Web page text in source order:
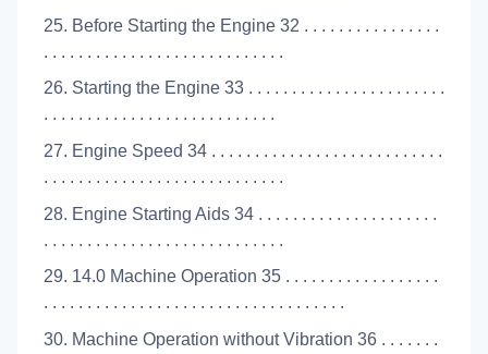
25. Before Starting the Engine 32 . . . . . . . . . . . . . . . .
. . . . . . . . . . . . . . . . . . . . . . . . . . . .
26. Starting the Engine 33 . . . . . . . . . . . . . . . . . . . . . . .
. . . . . . . . . . . . . . . . . . . . . . . . . . .
27. Engine Speed 34 . . . . . . . . . . . . . . . . . . . . . . . . . . .
. . . . . . . . . . . . . . . . . . . . . . . . . . . .
28. Engine Starting Aids 34 . . . . . . . . . . . . . . . . . . . . .
. . . . . . . . . . . . . . . . . . . . . . . . . . . .
29. 14.0 Machine Operation 35 . . . . . . . . . . . . . . . . . .
. . . . . . . . . . . . . . . . . . . . . . . . . . . . . . . . . . .
30. Machine Operation without Vibration 36 . . . . . . .